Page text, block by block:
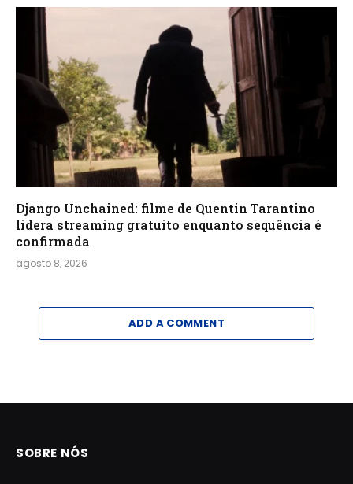
Django Unchained: filme de Quentin Tarantino
lidera streaming gratuito enquanto sequência é
confirmada
agosto 8, 2026
ADD A COMMENT
SOBRE NÓS